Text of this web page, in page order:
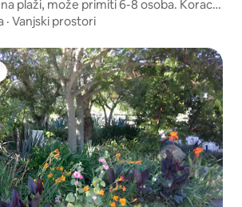
plaži, može primiti 6-8 osoba. Koraci
· Vanjski prostori